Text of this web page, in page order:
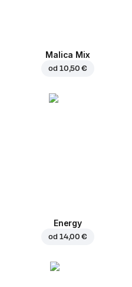
Malica Mix
od 10,50 €
Energy
od 14,00 €